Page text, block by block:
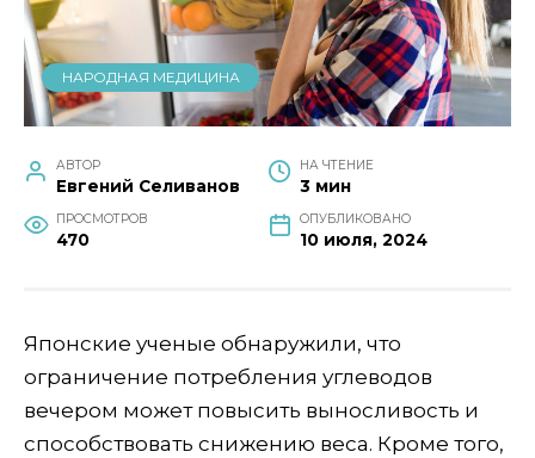
НАРОДНАЯ МЕДИЦИНА
АВТОР
Евгений Селиванов
НА ЧТЕНИЕ
3 мин
ПРОСМОТРОВ
470
ОПУБЛИКОВАНО
10 июля, 2024
Японские ученые обнаружили, что
ограничение потребления углеводов
вечером может повысить выносливость и
способствовать снижению веса. Кроме того,